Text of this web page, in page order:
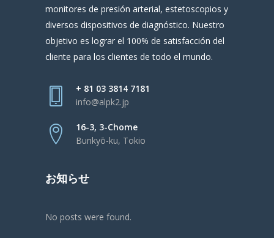
monitores de presión arterial, estetoscopios y
diversos dispositivos de diagnóstico. Nuestro
objetivo es lograr el 100% de satisfacción del
cliente para los clientes de todo el mundo.
+ 81 03 3814 7181
info@alpk2.jp
16-3, 3-Chome
Bunkyō-ku, Tokio
お知らせ
No posts were found.